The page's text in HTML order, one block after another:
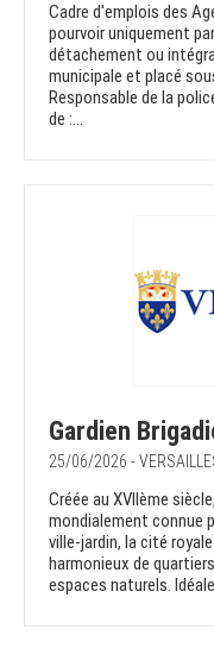
Cadre d'emplois des
pourvoir uniquement
détachement ou
municipale et placé
Responsable de la
de :...
Gardien
25/06/2026 -
Créée au XVIIème
mondialement connue
ville-jardin, la cité
harmonieux de
espaces naturels.